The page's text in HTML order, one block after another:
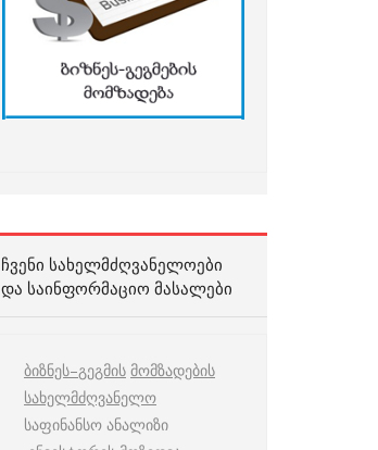
ᲩᲕᲔᲜᲘ ᲡᲐᲮᲔᲚᲛᲫᲦᲕᲐᲜᲔᲚᲝᲔᲑᲘ
ᲓᲐ ᲡᲐᲘᲜᲤᲝᲠᲛᲐᲪᲘᲝ ᲛᲐᲡᲐᲚᲔᲑᲘ
ბიზნეს–გეგმის მომზადების
სახელმძღვანელო
საფინანსო ანალიზი